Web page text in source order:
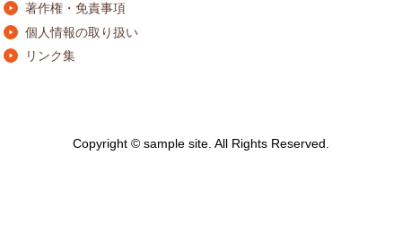
著作権・免責事項
個人情報の取り扱い
リンク集
Copyright © sample site. All Rights Reserved.